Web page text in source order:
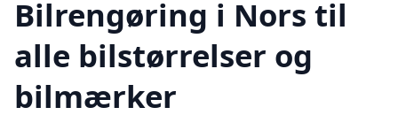
Bilrengøring i Nors til
alle bilstørrelser og
bilmærker